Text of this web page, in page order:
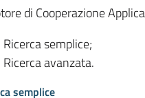
di Cooperazione
Ricerca semplice;
Ricerca avanzata.
semplice